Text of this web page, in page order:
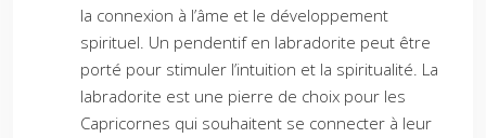
la connexion à l’âme et le développement
spirituel. Un pendentif en labradorite peut être
porté pour stimuler l’intuition et la spiritualité. La
labradorite est une pierre de choix pour les
Capricornes qui souhaitent se connecter à leur